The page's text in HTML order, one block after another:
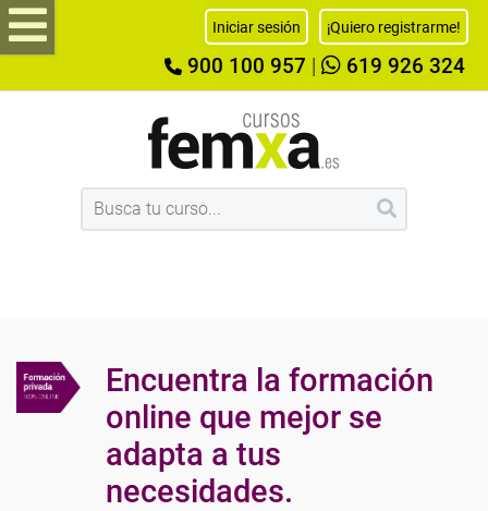
Iniciar sesión ¡Quiero registrarme!
900 100 957 619 926 324
Encuentra la formación
online que mejor se
adapta a tus
necesidades.